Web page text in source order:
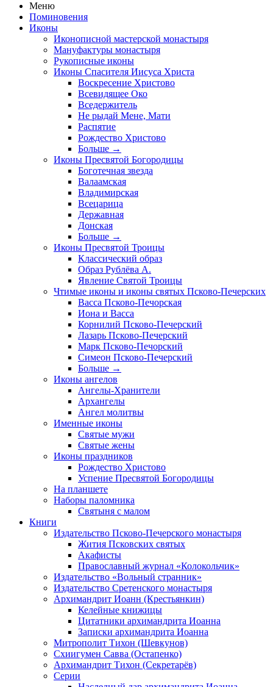
Меню
Поминовения
Иконы
Иконописной мастерской монастыря
Мануфактуры монастыря
Рукописные иконы
Иконы Спасителя Иисуса Христа
Воскресение Христово
Всевидящее Око
Вседержитель
Не рыдай Мене, Мати
Распятие
Рождество Христово
Больше →
Иконы Пресвятой Богородицы
Боготечная звезда
Валаамская
Владимирская
Всецарица
Державная
Донская
Больше →
Иконы Пресвятой Троицы
Классический образ
Образ Рублёва А.
Явление Святой Троицы
Чтимые иконы и иконы святых Псково-Печерских
Васса Псково-Печорская
Иона и Васса
Корнилий Псково-Печерский
Лазарь Псково-Печерский
Марк Псково-Печорский
Симеон Псково-Печерский
Больше →
Иконы ангелов
Ангелы-Хранители
Архангелы
Ангел молитвы
Именные иконы
Святые мужи
Святые жены
Иконы праздников
Рождество Христово
Успение Пресвятой Богородицы
На планшете
Наборы паломника
Святыня с малом
Книги
Издательство Псково-Печерского монастыря
Жития Псковских святых
Акафисты
Православный журнал «Колокольчик»
Издательство «Вольный странник»
Издательство Сретенского монастыря
Архимандрит Иоанн (Крестьянкин)
Келейные книжицы
Цитатники архимандрита Иоанна
Записки архимандрита Иоанна
Митрополит Тихон (Шевкунов)
Схиигумен Савва (Остапенко)
Архимандрит Тихон (Секретарёв)
Серии